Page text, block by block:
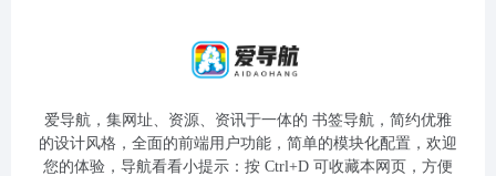
爱导航，集网址、资源、资讯于一体的 书签导航，简约优雅
的设计风格，全面的前端用户功能，简单的模块化配置，欢迎
您的体验，导航看看小提示：按 Ctrl+D 可收藏本网页，方便